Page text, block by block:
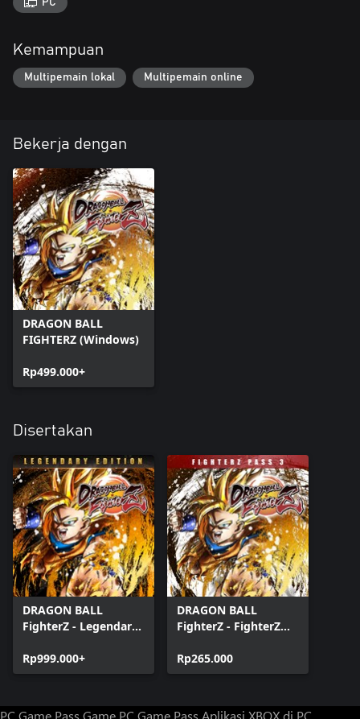
Kemampuan
Multipemain lokal Multipemain online
Bekerja dengan
DRAGON BALL
FIGHTERZ (Windows)
Rp499.000+
Disertakan
DRAGON BALL
FighterZ - Legendary
Rp999.000+
DRAGON BALL
FighterZ - FighterZ
Rp265.000
PC Game Pass Game PC Game Pass Aplikasi XBOX di PC